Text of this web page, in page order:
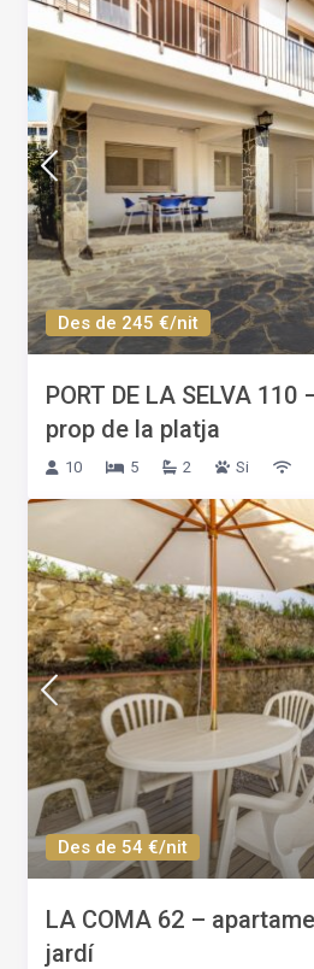
Des de 245 €/nit
PORT DE LA SELVA
prop de la platja
10 5 2 Si
Des de 54 €/nit
LA COMA 62 –
jardí